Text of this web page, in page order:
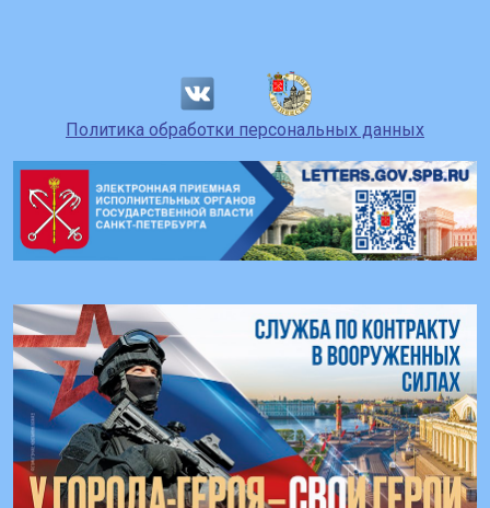
Политика обработки персональных данных